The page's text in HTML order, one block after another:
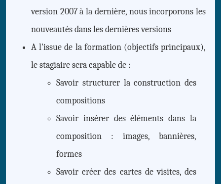
version 2007 à la dernière, nous incorporons les
nouveautés dans les dernières versions
A l'issue de la formation (objectifs principaux),
le stagiaire sera capable de :
Savoir structurer la construction des
compositions
Savoir insérer des éléments dans la
composition : images, bannières,
formes
Savoir créer des cartes de visites, des